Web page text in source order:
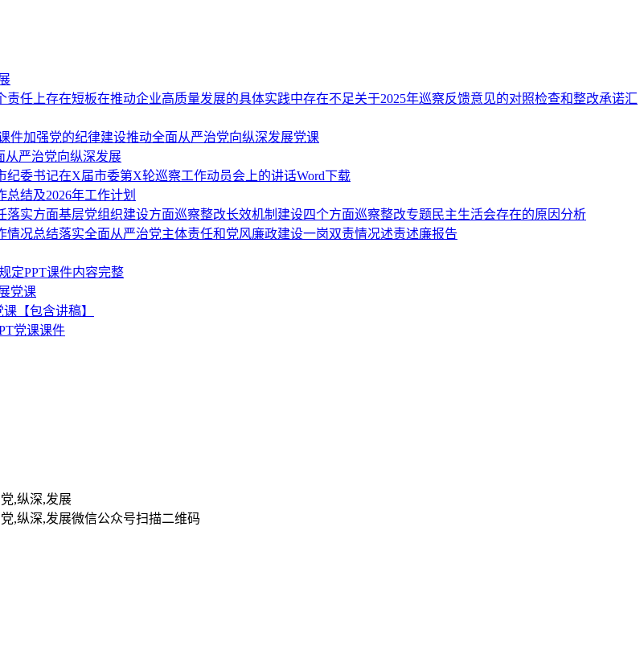
任上存在短板在推动企业高质量发展的具体实践中存在不足关于2025年巡察反馈意见的对照检查和整改承诺汇
件加强党的纪律建设推动全面从严治党向纵深发展党课
从严治党向纵深发展
纪委书记在X届市委第X轮巡察工作动员会上的讲话Word下载
结及2026年工作计划
实方面基层党组织建设方面巡察整改长效机制建设四个方面巡察整改专题民主生活会存在的原因分析
况总结落实全面从严治党主体责任和党风廉政建设一岗双责情况述责述廉报告
定PPT课件内容完整
党课
【包含讲稿】
党课课件
扫描二维码